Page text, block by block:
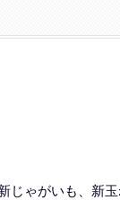
ゃがいも、新